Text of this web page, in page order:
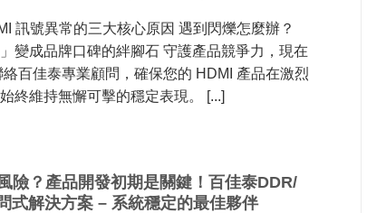
訊號異常的三大核心原因 遇到閃爍怎麼辦？
變成品牌口碑的絆腳石 守護產品競爭力，現在
百佳泰專業顧問，確保您的 HDMI 產品在激烈
終維持無懈可擊的穩定表現。 [...]
險？產品開發初期是關鍵！百佳泰DDR/
式解決方案 – 系統穩定的最佳夥伴